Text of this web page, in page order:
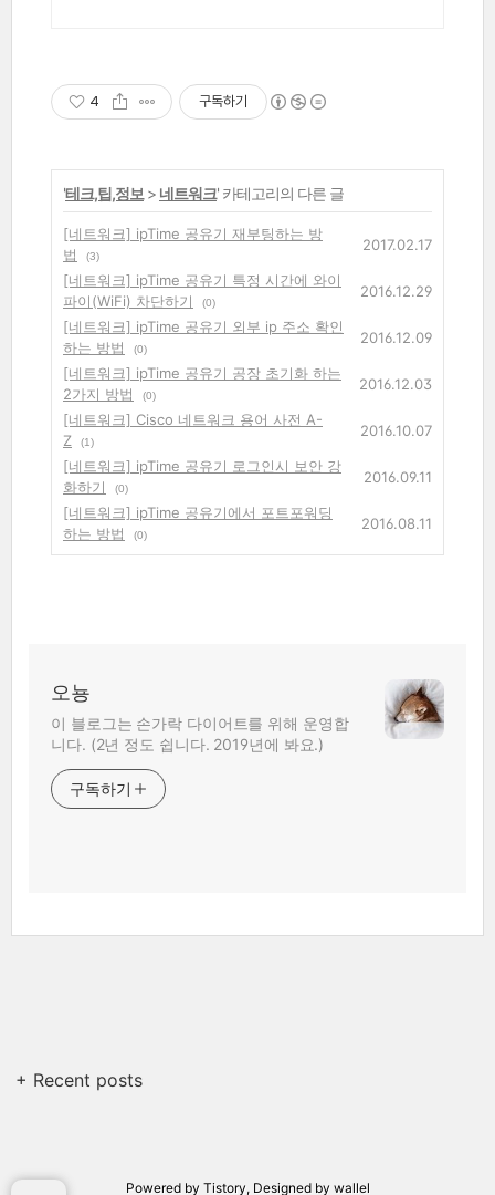
4 구독하기
'테크,팁,정보 > 네트워크' 카테고리의 다른 글
[네트워크] ipTime 공유기 재부팅하는 방
법
(3)
2017.02.17
[네트워크] ipTime 공유기 특정 시간에 와이
파이(WiFi) 차단하기
(0)
2016.12.29
[네트워크] ipTime 공유기 외부 ip 주소 확인
하는 방법
(0)
2016.12.09
[네트워크] ipTime 공유기 공장 초기화 하는
2가지 방법
(0)
2016.12.03
[네트워크] Cisco 네트워크 용어 사전 A-
Z
(1)
2016.10.07
[네트워크] ipTime 공유기 로그인시 보안 강
화하기
(0)
2016.09.11
[네트워크] ipTime 공유기에서 포트포워딩
하는 방법
(0)
2016.08.11
오뇽
이 블로그는 손가락 다이어트를 위해 운영합
니다. (2년 정도 쉽니다. 2019년에 봐요.)
구독하기
+ Recent posts
Powered by Tistory, Designed by wallel